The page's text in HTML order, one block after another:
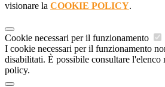
visionare la COOKIE POLICY.
Cookie necessari per il funzionamento
I cookie necessari per il funzionamento
disabilitati. È possibile consultare l'elenco
policy.